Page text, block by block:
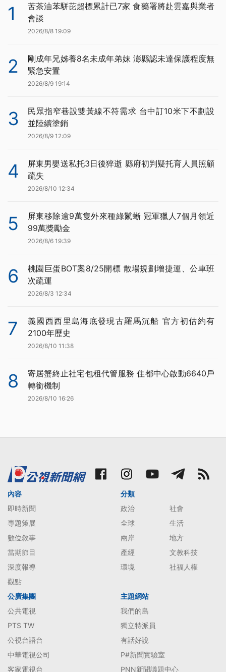
1
苦茶油苯駢芘超標累計已7家 食藥署將赴雲嘉與業者
會談
2026/8/8 19:09
2
剛成年兄姊養8名未成年弟妹 澎縣認未達保護程度無
緊急安置
2026/8/9 19:14
3
民眾指窄巷設雙黃線不符需求 台中訂10米下不劃設
並陸續塗銷
2026/8/9 12:09
4
屏東男嬰送私托3日後猝逝 縣府初判疑托育人員照顧
疏失
2026/8/10 12:34
5
屏東移除逾9萬隻外來種綠鬣蜥 冠軍獵人7個月領近
99萬獎勵金
2026/8/6 19:39
6
桃園巨蛋BOT案8/25開標 散場規劃增捷運、公車班
次疏運
2026/8/3 12:34
7
義國西西里島海底發現古羅馬沉船 官方初估約有
2100年歷史
2026/8/10 11:38
8
寄居蟹終止社宅包租代管服務 住都中心啟動6640戶
轉銜機制
2026/8/10 16:26
內容
即時新聞
專題策展
數位敘事
當期節目
深度報導
觀點
分類
政治
社會
全球
生活
兩岸
地方
產經
文教科技
環境
社福人權
公廣集團
公共電視
PTS TW
公視台語台
中華電視公司
客家電視台
主題網站
我們的島
獨立特派員
有話好說
P#新聞實驗室
PNN新聞議題中心